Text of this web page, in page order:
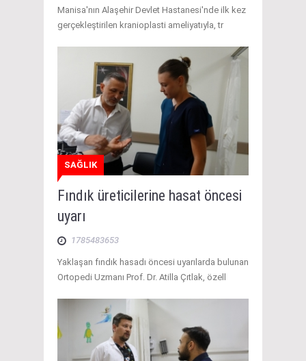
Manisa'nın Alaşehir Devlet Hastanesi'nde ilk kez
gerçekleştirilen kranioplasti ameliyatıyla, tr
SAĞLIK
Fındık üreticilerine hasat öncesi
uyarı
1785483653
Yaklaşan fındık hasadı öncesi uyarılarda bulunan
Ortopedi Uzmanı Prof. Dr. Atilla Çıtlak, özell